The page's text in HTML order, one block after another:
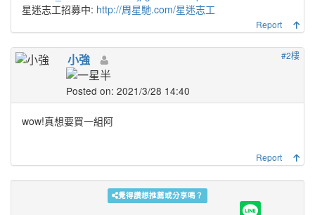
星迷志工招募中: http://周星馳.com/星迷志工
Report
#2樓
小強
Posted on: 2021/3/28 14:40
wow!真想要買一組阿
Report
覺得讚想推薦或分享嗎？